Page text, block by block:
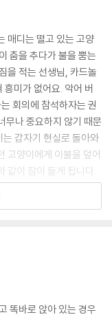
매디는 떨고 있는 고양
춤을 추다가 불을 뿜는
을 적는 선생님, 카드놀
미가 없어요. 악어 버
회의에 참석하자는 권
무나 중요하지 않기 때문
갑자기 현실로 돌아와
고양이에게 이불을 덮어
같이 잠이 들게 됩니다.
떤 대립이나 제약도 없
과 가상의 세계를 자유
똑바로 앉아 있는 경우